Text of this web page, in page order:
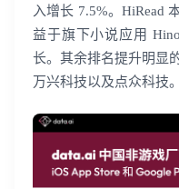
入增长 7.5%。HiRead
益于旗下小说应用
长。其余排名提升明显
万兴科技以及点众科技。